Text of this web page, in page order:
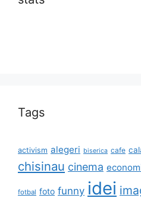
Tags
activism alegeri biserica cafe
chisinau cinema
fotbal foto funny idei